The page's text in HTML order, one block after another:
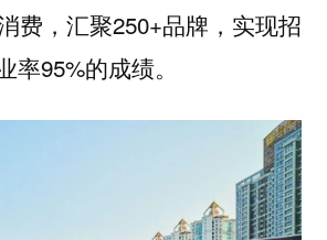
费，汇聚250+品牌，实现招
率95%的成绩。